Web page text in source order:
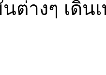
ต่างๆ เดิน